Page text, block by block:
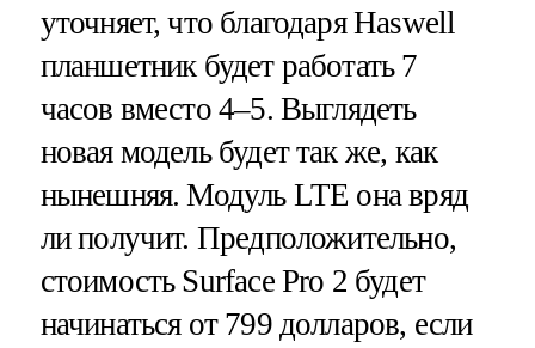
уточняет, что благодаря Haswell
планшетник будет работать 7
часов вместо 4–5. Выглядеть
новая модель будет так же, как
нынешняя. Модуль LTE она вряд
ли получит. Предположительно,
стоимость Surface Pro 2 будет
начинаться от 799 долларов, если